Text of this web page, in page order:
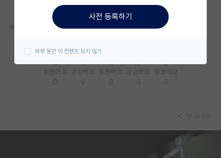
미국 대학원 합격 후기 게시판
대학원생 모집 게시판
연구실(PI) 홍보 게시판
아시는분 계신가요 ㅎㅎ
사전 등록하기
하루 동안 이 컨텐츠 보지 않기